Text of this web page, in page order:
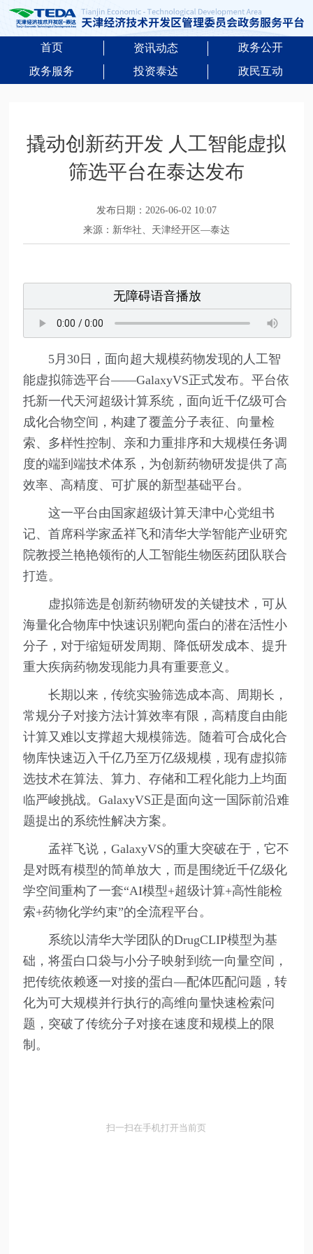
首页 资讯动态
政务公开
政务服务
投资泰达 政民互动
撬动创新药开发 人工智能虚拟
筛选平台在泰达发布
发布日期：2026-06-02 10:07
来源：新华社、天津经开区—泰达
无障碍语音播放
5月30日，面向超大规模药物发现的人工智
能虚拟筛选平台——GalaxyVS正式发布。平台依
托新一代天河超级计算系统，面向近千亿级可合
成化合物空间，构建了覆盖分子表征、向量检
索、多样性控制、亲和力重排序和大规模任务调
度的端到端技术体系，为创新药物研发提供了高
效率、高精度、可扩展的新型基础平台。
这一平台由国家超级计算天津中心党组书
记、首席科学家孟祥飞和清华大学智能产业研究
院教授兰艳艳领衔的人工智能生物医药团队联合
打造。
虚拟筛选是创新药物研发的关键技术，可从
海量化合物库中快速识别靶向蛋白的潜在活性小
分子，对于缩短研发周期、降低研发成本、提升
重大疾病药物发现能力具有重要意义。
长期以来，传统实验筛选成本高、周期长，
常规分子对接方法计算效率有限，高精度自由能
计算又难以支撑超大规模筛选。随着可合成化合
物库快速迈入千亿乃至万亿级规模，现有虚拟筛
选技术在算法、算力、存储和工程化能力上均面
临严峻挑战。GalaxyVS正是面向这一国际前沿难
题提出的系统性解决方案。
孟祥飞说，GalaxyVS的重大突破在于，它不
是对既有模型的简单放大，而是围绕近千亿级化
学空间重构了一套“AI模型+超级计算+高性能检
索+药物化学约束”的全流程平台。
系统以清华大学团队的DrugCLIP模型为基
础，将蛋白口袋与小分子映射到统一向量空间，
把传统依赖逐一对接的蛋白—配体匹配问题，转
化为可大规模并行执行的高维向量快速检索问
题，突破了传统分子对接在速度和规模上的限
制。
扫一扫在手机打开当前页